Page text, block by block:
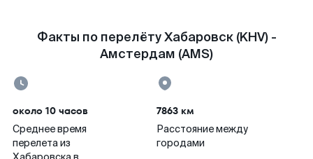
Факты по перелёту Хабаровск (KHV) -
Амстердам (AMS)
около 10 часов
Среднее время
перелета из
7863 км
Расстояние между
городами